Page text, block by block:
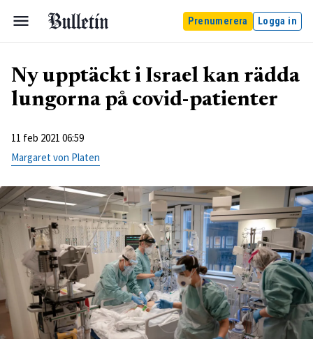
Prenumerera Logga in
Ny upptäckt i Israel kan rädda
lungorna på covid-patienter
11 feb 2021 06:59
Margaret von Platen